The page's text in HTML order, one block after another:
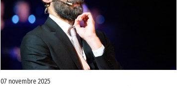
07 novembre 2025